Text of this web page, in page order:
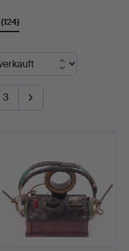
(124)
3